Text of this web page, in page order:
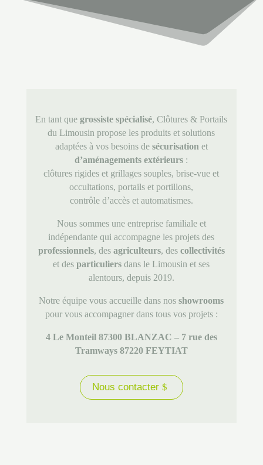
En tant quegrossiste spécialisé, Clôtures & Portails
du Limousin propose les produits et solutions
adaptées à vos besoins de sécurisation et
d’aménagements extérieurs :
clôtures rigides et grillages souples, brise-vue et
occultations, portails et portillons,
contrôle d’accès et automatismes.
Nous sommes une entreprise familiale et
indépendante qui accompagne les projets des
professionnels, des agriculteurs, des collectivités
et desparticuliers dans le Limousin et ses
alentours, depuis 2019.
Notre équipe vous accueille dans nosshowrooms
pour vous accompagner dans tous vos projets :
4 Le Monteil 87300 BLANZAC – 7 rue des
Tramways 87220 FEYTIAT
Nous contacter